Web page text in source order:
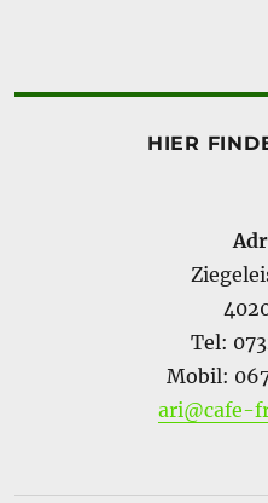
HIER
Tel:
Mobil:
ari@cafe-